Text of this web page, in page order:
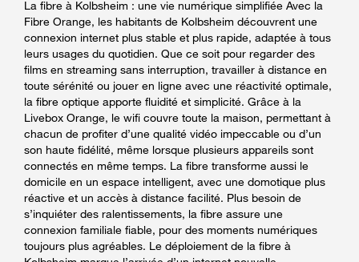
La fibre à Kolbsheim : une vie numérique simplifiée Avec la
Fibre Orange, les habitants de Kolbsheim découvrent une
connexion internet plus stable et plus rapide, adaptée à tous
leurs usages du quotidien. Que ce soit pour regarder des
films en streaming sans interruption, travailler à distance en
toute sérénité ou jouer en ligne avec une réactivité optimale,
la fibre optique apporte fluidité et simplicité. Grâce à la
Livebox Orange, le wifi couvre toute la maison, permettant à
chacun de profiter d’une qualité vidéo impeccable ou d’un
son haute fidélité, même lorsque plusieurs appareils sont
connectés en même temps. La fibre transforme aussi le
domicile en un espace intelligent, avec une domotique plus
réactive et un accès à distance facilité. Plus besoin de
s’inquiéter des ralentissements, la fibre assure une
connexion familiale fiable, pour des moments numériques
toujours plus agréables. Le déploiement de la fibre à